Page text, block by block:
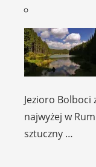
Jezioro Bolboci
najwyżej w
sztuczny …